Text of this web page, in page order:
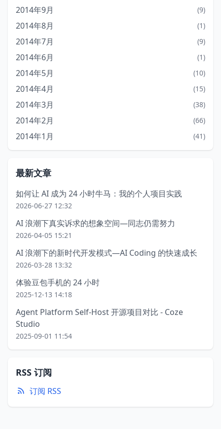
2014年9月 (9)
2014年8月 (1)
2014年7月 (9)
2014年6月 (1)
2014年5月 (10)
2014年4月 (15)
2014年3月 (38)
2014年2月 (66)
2014年1月 (41)
最新文章
如何让 AI 成为 24 小时牛马：我的个人项目实践
2026-06-27 12:32
AI 浪潮下真实诉求的想象空间—同志仍需努力
2026-04-05 15:21
AI 浪潮下的新时代开发模式—AI Coding 的快速成长
2026-03-28 13:32
体验豆包手机的 24 小时
2025-12-13 14:18
Agent Platform Self-Host 开源项目对比 - Coze
Studio
2025-09-01 11:54
RSS 订阅
订阅 RSS